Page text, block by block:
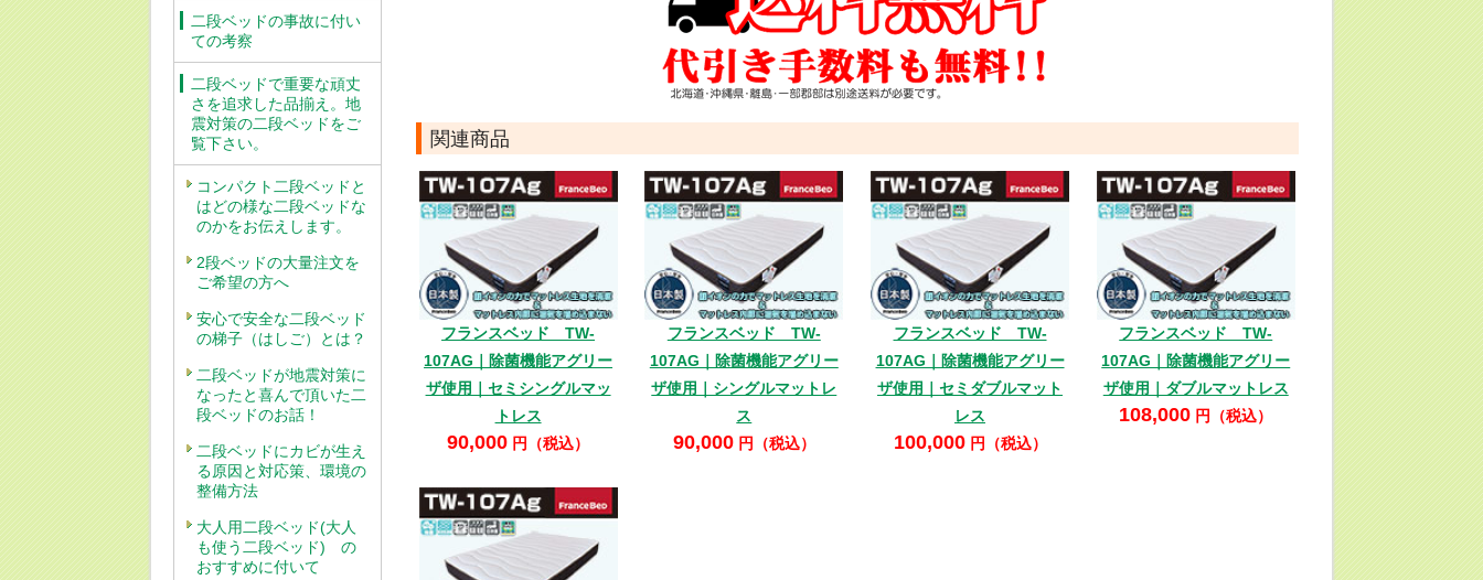
二段ベッドの事故に付い
ての考察
二段ベッドで重要な頑丈
さを追求した品揃え。地
震対策の二段ベッドをご
覧下さい。
コンパクト二段ベッドと
はどの様な二段ベッドな
のかをお伝えします。
2段ベッドの大量注文を
ご希望の方へ
安心で安全な二段ベッド
の梯子（はしご）とは？
二段ベッドが地震対策に
なったと喜んで頂いた二
段ベッドのお話！
二段ベッドにカビが生え
る原因と対応策、環境の
整備方法
大人用二段ベッド(大人
も使う二段ベッド) の
おすすめに付いて
関連商品
フランスベッド TW-
107AG｜除菌機能アグリー
ザ使用｜セミシングルマッ
トレス
90,000 円（税込）
フランスベッド TW-
107AG｜除菌機能アグリー
ザ使用｜シングルマットレ
ス
90,000円（税込）
フランスベッド TW-
107AG｜除菌機能アグリー
ザ使用｜セミダブルマット
レス
100,000円（税込）
フランスベッド TW-
107AG｜除菌機能アグリー
ザ使用｜ダブルマットレス
108,000 円（税込）